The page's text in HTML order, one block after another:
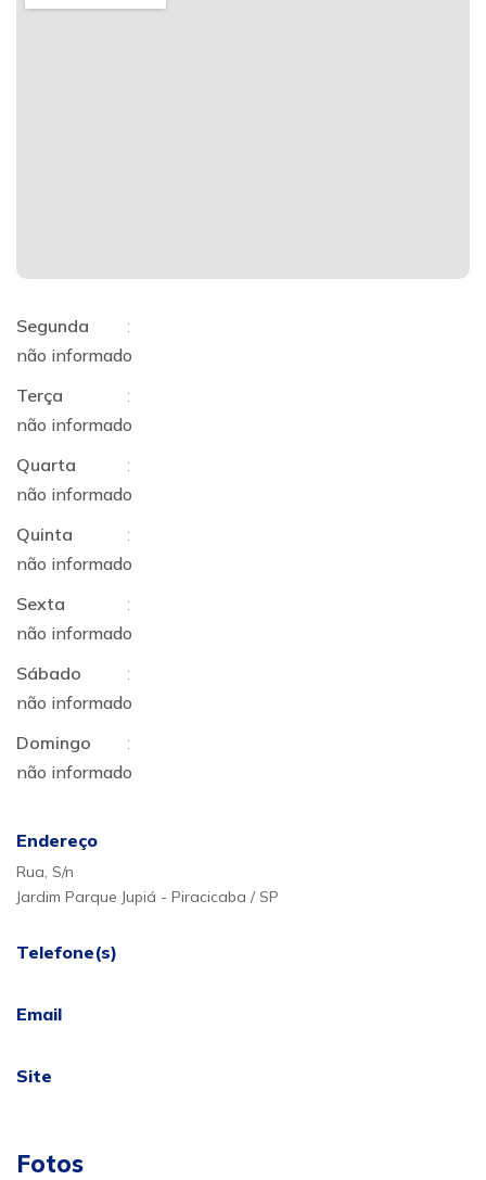
Segunda
:
não informado
Terça
:
não informado
Quarta
:
não informado
Quinta
:
não informado
Sexta
:
não informado
Sábado
:
não informado
Domingo
:
não informado
Endereço
Rua, S/n
Jardim Parque Jupiá - Piracicaba / SP
Telefone(s)
Email
Site
Fotos